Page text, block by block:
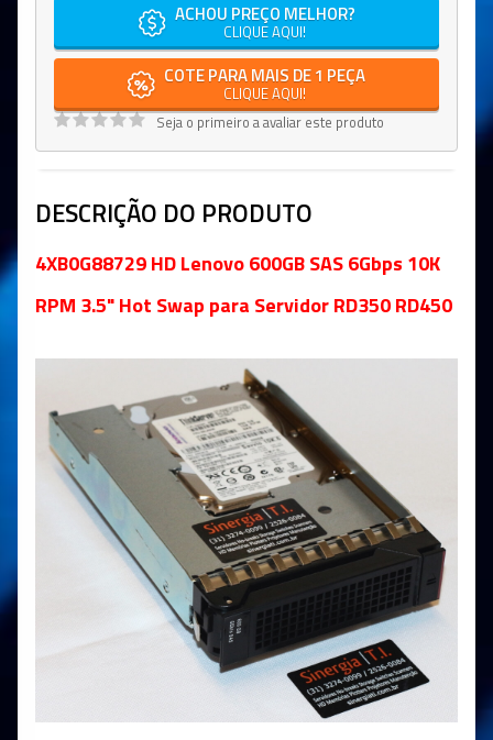
ACHOU PREÇO MELHOR?
CLIQUE AQUI!
COTE PARA MAIS DE 1 PEÇA
CLIQUE AQUI!
Seja o primeiro a avaliar este produto
DESCRIÇÃO DO PRODUTO
4XB0G88729 HD Lenovo 600GB SAS 6Gbps 10K
RPM 3.5" Hot Swap para Servidor RD350 RD450